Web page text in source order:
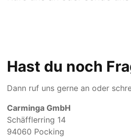
Hast du noch
Dann ruf uns gerne an oder
Carminga GmbH
Schäfflerring 14
94060 Pocking